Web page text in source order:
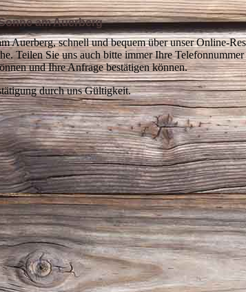
am Auerberg
Auerberg, schnell und bequem über unser Online-
Teilen Sie uns auch bitte immer Ihre
und Ihre Anfrage bestätigen können.
durch uns Gültigkeit.